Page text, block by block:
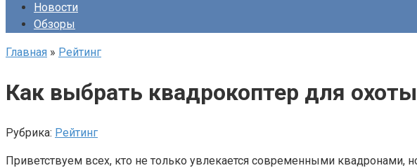
Новости
Обзоры
Главная » Рейтинг
Как выбрать квадрокоптер для
Рубрика: Рейтинг
Приветствуем всех, кто не только увлекается современными квадронами,